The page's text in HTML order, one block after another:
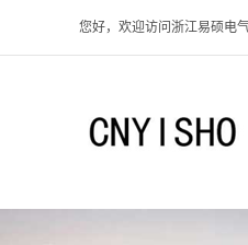
您好，欢迎访问浙江易硕电气